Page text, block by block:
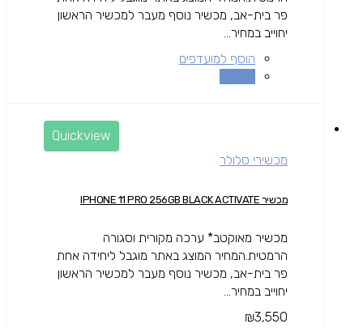
פר בית-אב, מכשיר נוסף מעבר למכשיר הראשון
יחוייב במחיר...
הוסף למועדפים
Quickview
מכשירי סלולר
מכשיר IPHONE 11 PRO 256GB BLACK ACTIVATE
מכשיר מאוקטב* ערכה מקורית וסגורה
הרמטית.המחיר המוצג באתר מוגבל ליחידה אחת
פר בית-אב, מכשיר נוסף מעבר למכשיר הראשון
יחוייב במחיר...
₪3,550